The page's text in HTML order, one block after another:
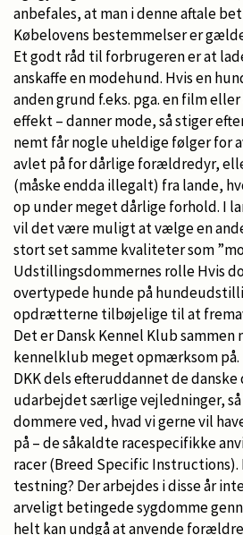
anbefales, at man i denne aftale
Købelovens bestemmelser er
Et godt råd til forbrugeren er at
anskaffe en modehund. Hvis en
anden grund f.eks. pga. en film
effekt – danner mode, så stiger
nemt får nogle uheldige følger for
avlet på for dårlige forældredyr,
(måske endda illegalt) fra lande,
op under meget dårlige forhold. I
vil det være muligt at vælge en
stort set samme kvaliteter som
Udstillingsdommernes rolle Hvis
overtypede hunde på
opdrætterne tilbøjelige til at
Det er Dansk Kennel Klub
kennelklub meget opmærksom på.
DKK dels efteruddannet de
udarbejdet særlige vejledninger,
dommere ved, hvad vi gerne vil
på – de såkaldte racespecifikke
racer (Breed Specific Instructions).
testning? Der arbejdes i disse år
arveligt betingede sygdomme
helt kan undgå at anvende